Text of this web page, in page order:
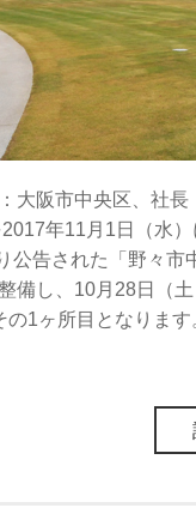
阪市中央区、社
年11月1日（水
告された「野々
備し、10月28日（
の1ヶ所目となります